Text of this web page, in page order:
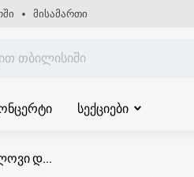
მისამართი
სექციები
დ...